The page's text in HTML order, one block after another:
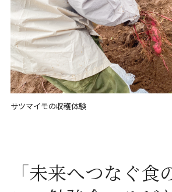
サツマイモの収穫体験
「未来へつなぐ食